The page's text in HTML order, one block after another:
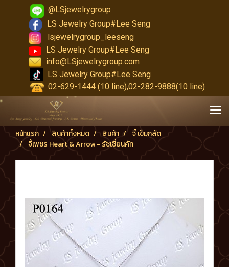
@LSjewelrygroup
LS Jewelry Group#Lee Seng
lsjewelrygroup_leeseng
LS Jewelry Group#Lee Seng
info@LSjewelrygroup.com
LS Jewelry Group#Lee Seng
02-629-1444 (10 line),02-282-9888(10 line)
หน้าแรก สินค้าทั้งหมด สินค้า
จี้ เข็มกลัด
จี้เพชร Heart & Arrow - รัชเชี่ยนคัท